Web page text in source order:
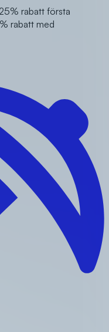
rabatt första
rabatt med